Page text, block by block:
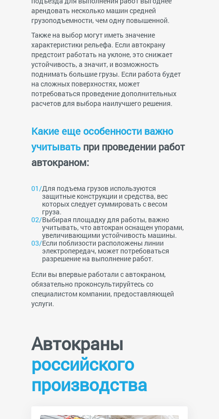
арендовать несколько машин средней
грузоподъемности, чем одну повышенной.
Также на выбор могут иметь значение
характеристики рельефа. Если автокрану
предстоит работать на уклоне, это снижает
устойчивость, а значит, и возможность
поднимать большие грузы. Если работа будет
на сложных поверхностях, может
потребоваться проведение дополнительных
расчетов для выбора наилучшего решения.
Какие еще особенности важно
учитывать при проведении работ
автокраном:
Для подъема грузов используются
защитные конструкции и средства, вес
которых следует суммировать с весом
груза.
Выбирая площадку для работы, важно
учитывать, что автокран оснащен упорами,
увеличивающими устойчивость машины.
Если поблизости расположены линии
электропередач, может потребоваться
разрешение на выполнение работ.
Если вы впервые работали с автокраном,
обязательно проконсультируйтесь со
специалистом компании, предоставляющей
услуги.
Автокраны
российского
производства